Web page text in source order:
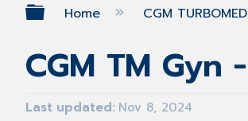
Expand/collapse
Home CGM TURBOMED
CGM TM Gyn
Last updated Nov 8, 2024